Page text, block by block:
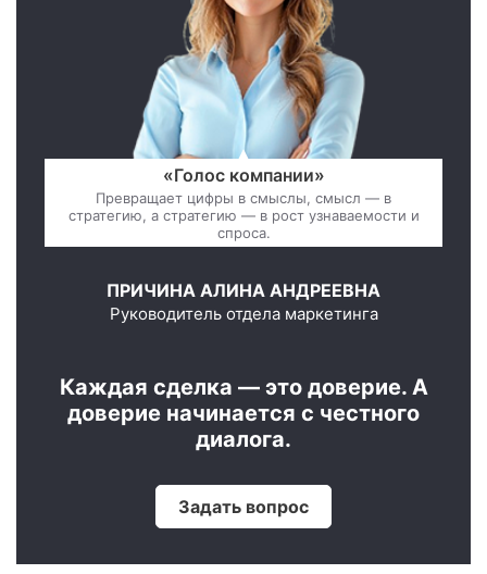
«Голос компании»
Превращает цифры в смыслы, смысл — в
стратегию, а стратегию — в рост узнаваемости и
спроса.
ПРИЧИНА АЛИНА АНДРЕЕВНА
Руководитель отдела маркетинга
Каждая сделка — это доверие. А
доверие начинается с честного
диалога.
Задать вопрос